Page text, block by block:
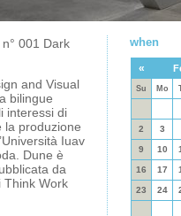
001 Dark
and Visual
bilingue
interessi di
la produzione
Iuav
Dune è
da
Think Work
when
«
Su Mo
2 3
9 10
16 17
23 24